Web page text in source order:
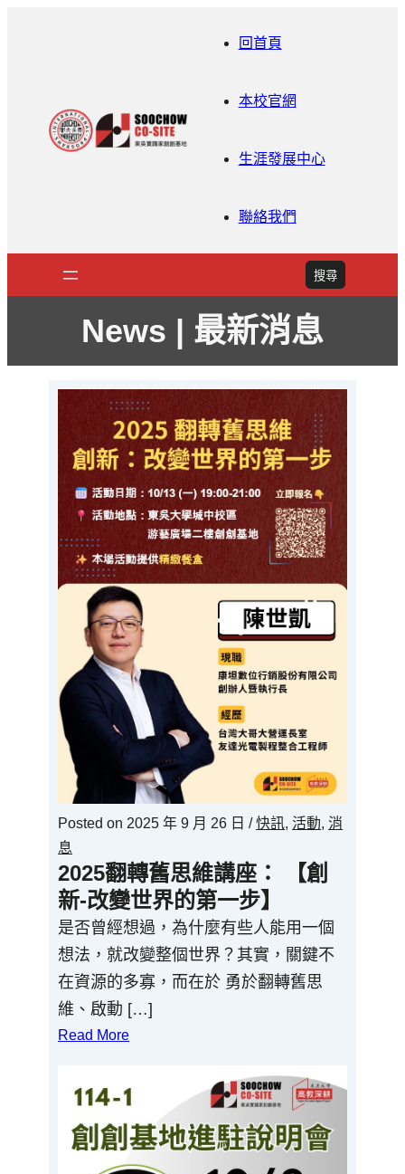
回首頁
本校官網
生涯發展中心
聯絡我們
搜
尋
搜尋
News | 最新消息
Posted on 2025 年 9 月 26 日 /快訊, 活動,消
息
2025翻轉舊思維講座： 【創
新-改變世界的第一步】
是否曾經想過，為什麼有些人能用一個
想法，就改變整個世界？其實，關鍵不
在資源的多寡，而在於 勇於翻轉舊思
維、啟動 […]
Read More